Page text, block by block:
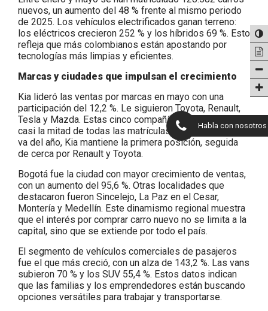
nuevos, un aumento del 48 % frente al mismo periodo
de 2025. Los vehículos electrificados ganan terreno:
los eléctricos crecieron 252 % y los híbridos 69 %. Esto
refleja que más colombianos están apostando por
tecnologías más limpias y eficientes.
Marcas y ciudades que impulsan el crecimiento
Kia lideró las ventas por marcas en mayo con una
participación del 12,2 %. Le siguieron Toyota, Renault,
Tesla y Mazda. Estas cinco compañías concentraron
casi la mitad de todas las matrículas del mes. En lo que
va del año, Kia mantiene la primera posición, seguida
de cerca por Renault y Toyota.
Bogotá fue la ciudad con mayor crecimiento de ventas,
con un aumento del 95,6 %. Otras localidades que
destacaron fueron Sincelejo, La Paz en el Cesar,
Montería y Medellín. Este dinamismo regional muestra
que el interés por comprar carro nuevo no se limita a la
capital, sino que se extiende por todo el país.
El segmento de vehículos comerciales de pasajeros
fue el que más creció, con un alza de 143,2 %. Las vans
subieron 70 % y los SUV 55,4 %. Estos datos indican
que las familias y los emprendedores están buscando
opciones versátiles para trabajar y transportarse.
Habla con nosotros